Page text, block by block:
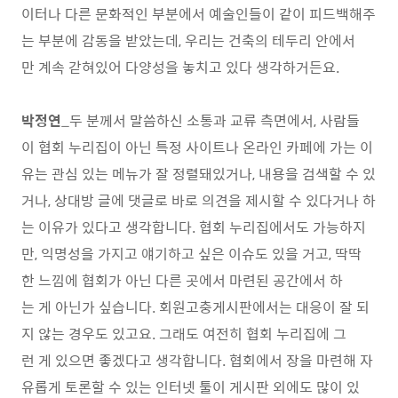
이터나 다른 문화적인 부분에서 예술인들이 같이 피드백해주
는 부분에 감동을 받았는데, 우리는 건축의 테두리 안에서
만 계속 갇혀있어 다양성을 놓치고 있다 생각하거든요.
박정연_두 분께서 말씀하신 소통과 교류 측면에서, 사람들
이 협회 누리집이 아닌 특정 사이트나 온라인 카페에 가는 이
유는 관심 있는 메뉴가 잘 정렬돼있거나, 내용을 검색할 수 있
거나, 상대방 글에 댓글로 바로 의견을 제시할 수 있다거나 하
는 이유가 있다고 생각합니다. 협회 누리집에서도 가능하지
만, 익명성을 가지고 얘기하고 싶은 이슈도 있을 거고, 딱딱
한 느낌에 협회가 아닌 다른 곳에서 마련된 공간에서 하
는 게 아닌가 싶습니다. 회원고충게시판에서는 대응이 잘 되
지 않는 경우도 있고요. 그래도 여전히 협회 누리집에 그
런 게 있으면 좋겠다고 생각합니다. 협회에서 장을 마련해 자
유롭게 토론할 수 있는 인터넷 툴이 게시판 외에도 많이 있